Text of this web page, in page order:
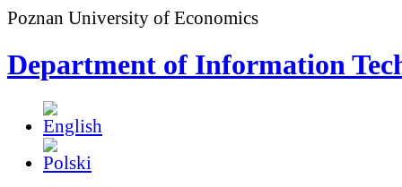
Poznan University of Economics
Department of Information